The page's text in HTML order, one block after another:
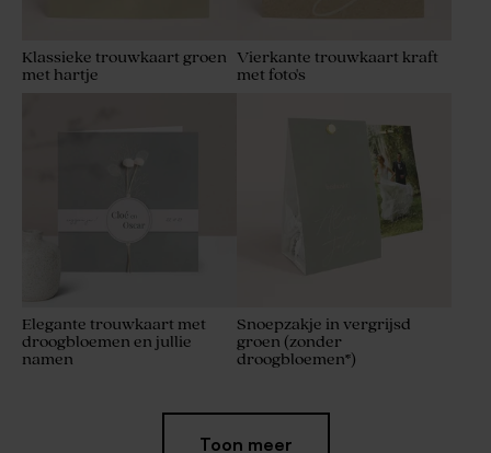
Klassieke trouwkaart groen
met hartje
Vierkante trouwkaart kraft
met foto's
Elegante trouwkaart met
droogbloemen en jullie
namen
Snoepzakje in vergrijsd
groen (zonder
droogbloemen*)
Toon meer